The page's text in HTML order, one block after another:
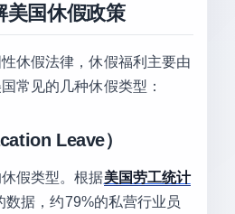
美国休假政策
休假法律，休假福利主要由
常见的几种休假类型：
Leave）
假类型。根据美国劳工统计
数据，约79%的私营行业员